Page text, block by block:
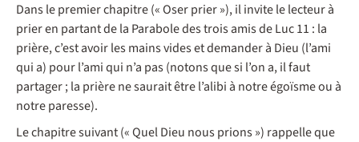
Dans le premier chapitre (« Oser prier »), il invite le lecteur à
prier en partant de la Parabole des trois amis de Luc 11 : la
prière, c’est avoir les mains vides et demander à Dieu (l’ami
qui a) pour l’ami qui n’a pas (notons que si l’on a, il faut
partager ; la prière ne saurait être l’alibi à notre égoïsme ou à
notre paresse).
Le chapitre suivant (« Quel Dieu nous prions ») rappelle que